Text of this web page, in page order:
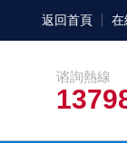
返回首頁 在
谘詢熱線